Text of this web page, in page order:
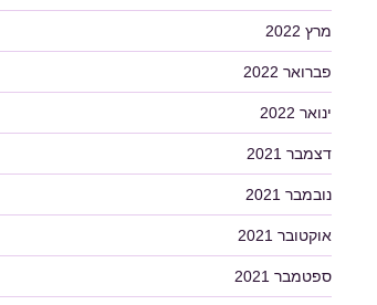
מרץ 2022
פברואר 2022
ינואר 2022
דצמבר 2021
נובמבר 2021
אוקטובר 2021
ספטמבר 2021